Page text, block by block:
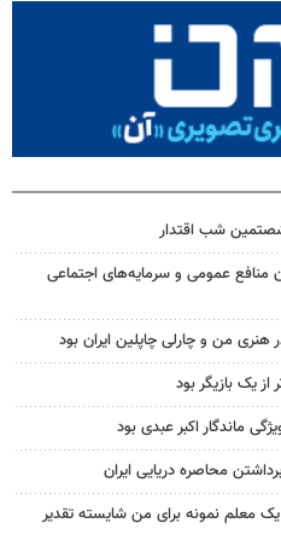
شب اقتدار
منافع عمومی و سرمایه‌های اجتماعی
هنری من و چارلی چاپلین ایران بود
از یک بازیگر بود
ماندگار اکبر عبدی بود
محاصره دریایی ایران
معلم نمونه برای من شایسته تقدیر